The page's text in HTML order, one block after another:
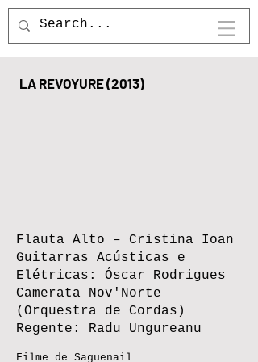
LA REVOYURE (2013)
Flauta Alto – Cristina Ioan
Guitarras Acústicas e
Elétricas: Óscar Rodrigues
Camerata Nov'Norte
(Orquestra de Cordas)
Regente: Radu Ungureanu
Filme de Saguenail